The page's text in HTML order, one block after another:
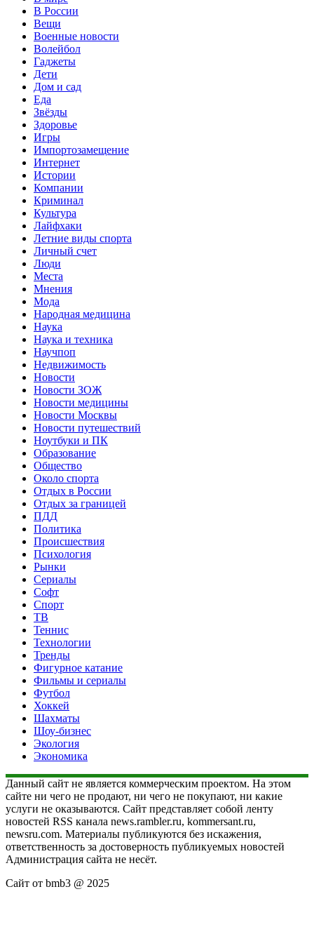
В России
Вещи
Военные новости
Волейбол
Гаджеты
Дети
Дом и сад
Еда
Звёзды
Здоровье
Игры
Импортозамещение
Интернет
Истории
Компании
Криминал
Культура
Лайфхаки
Летние виды спорта
Личный счет
Люди
Места
Мнения
Мода
Народная медицина
Наука
Наука и техника
Научпоп
Недвижимость
Новости
Новости ЗОЖ
Новости медицины
Новости Москвы
Новости путешествий
Ноутбуки и ПК
Образование
Общество
Около спорта
Отдых в России
Отдых за границей
ПДД
Политика
Происшествия
Психология
Рынки
Сериалы
Софт
Спорт
ТВ
Теннис
Технологии
Тренды
Фигурное катание
Фильмы и сериалы
Футбол
Хоккей
Шахматы
Шоу-бизнес
Экология
Экономика
Данный сайт не является коммерческим проектом. На этом
сайте ни чего не продают, ни чего не покупают, ни какие
услуги не оказываются. Сайт представляет собой ленту
новостей RSS канала news.rambler.ru, kommersant.ru,
newsru.com. Материалы публикуются без искажения,
ответственность за достоверность публикуемых новостей
Администрация сайта не несёт.
Сайт от bmb3 @ 2025